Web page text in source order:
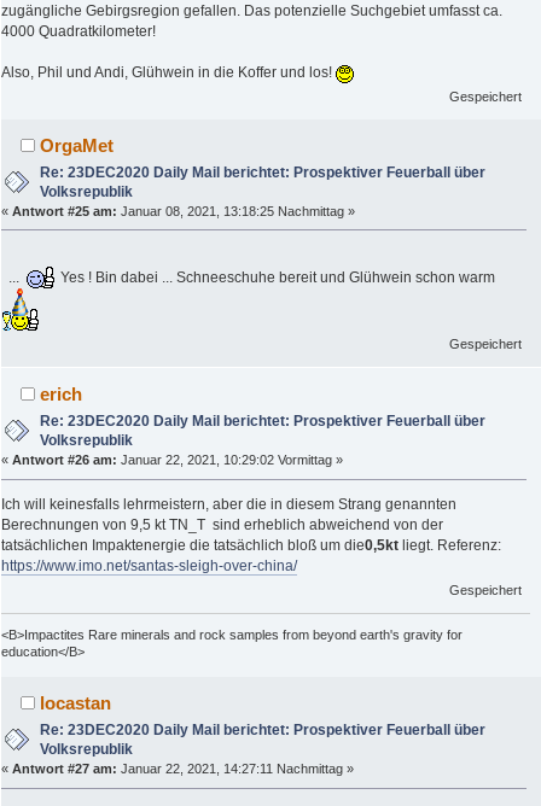
zugängliche Gebirgsregion gefallen. Das potenzielle Suchgebiet umfasst ca.
4000 Quadratkilometer!
Also, Phil und Andi, Glühwein in die Koffer und los!
Gespeichert
OrgaMet
Re: 23DEC2020 Daily Mail berichtet: Prospektiver Feuerball über
Volksrepublik
« Antwort #25 am: Januar 08, 2021, 13:18:25 Nachmittag »
... Yes ! Bin dabei ... Schneeschuhe bereit und Glühwein schon warm
Gespeichert
erich
Re: 23DEC2020 Daily Mail berichtet: Prospektiver Feuerball über
Volksrepublik
« Antwort #26 am: Januar 22, 2021, 10:29:02 Vormittag »
Ich will keinesfalls lehrmeistern, aber die in diesem Strang genannten
Berechnungen von 9,5 kt TN_T sind erheblich abweichend von der
tatsächlichen Impaktenergie die tatsächlich bloß um die0,5kt liegt. Referenz:
https://www.imo.net/santas-sleigh-over-china/
Gespeichert
<B>Impactites Rare minerals and rock samples from beyond earth's gravity for
education</B>
locastan
Re: 23DEC2020 Daily Mail berichtet: Prospektiver Feuerball über
Volksrepublik
« Antwort #27 am: Januar 22, 2021, 14:27:11 Nachmittag »